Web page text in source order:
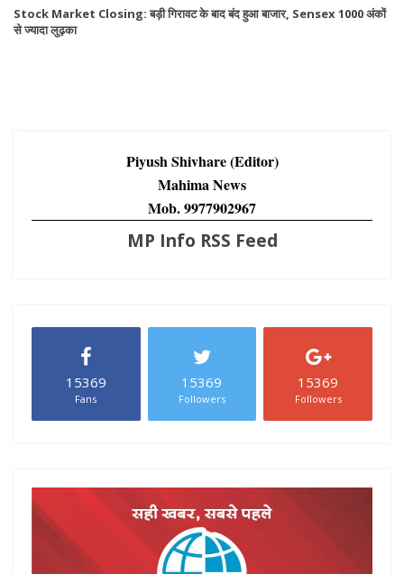
Stock Market Closing: बड़ी गिरावट के बाद बंद हुआ बाजार, Sensex 1000 अंकों
से ज्यादा लुढ़का
Piyush Shivhare (Editor)
Mahima News
Mob. 9977902967
MP Info RSS Feed
15369
Fans
15369
Followers
15369
Followers